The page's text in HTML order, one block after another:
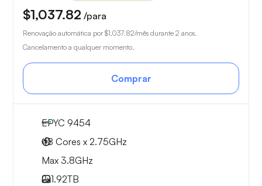
$1,037.82 /para
Renovação automática por $1,037.82/mês durante 2 anos.
Cancelamento a qualquer momento.
Comprar
EPYC 9454
48 Cores x 2.75GHz
Max 3.8GHz
2x1.92TB